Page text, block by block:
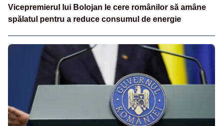
Vicepremierul lui Bolojan le cere românilor să amâne
spălatul pentru a reduce consumul de energie